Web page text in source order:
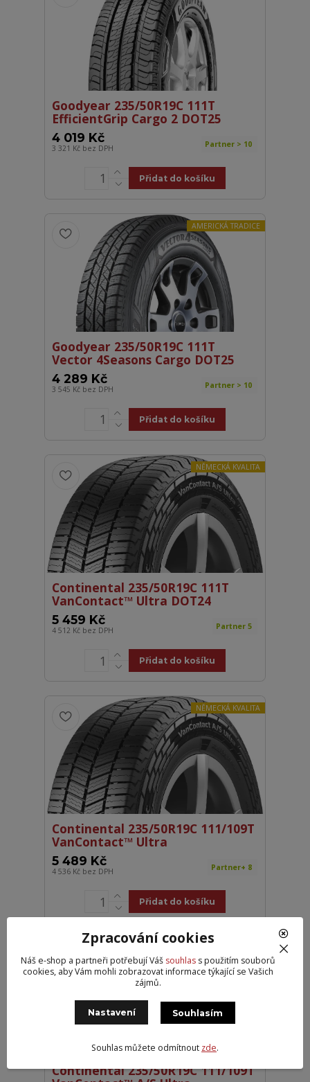
Goodyear 235/50R19C 111T
EfficientGrip Cargo 2 DOT25
4 019 Kč
3 321 Kč bez DPH Partner > 10
Přidat do košíku
AMERICKÁ TRADICE
Goodyear 235/50R19C 111T
Vector 4Seasons Cargo DOT25
4 289 Kč
3 545 Kč bez DPH Partner > 10
Přidat do košíku
NĚMECKÁ KVALITA
Continental 235/50R19C 111T
VanContact™ Ultra DOT24
5 459 Kč
4 512 Kč bez DPH Partner 5
Přidat do košíku
NĚMECKÁ KVALITA
Continental 235/50R19C 111/109T
VanContact™ Ultra
5 489 Kč
4 536 Kč bez DPH Partner+ 8
Přidat do košíku
Continental 235/50R19C 111/109T
Zpracování cookies
Náš e-shop a partneři potřebují Váš souhlass použitím souborů
cookies, aby Vám mohli zobrazovat informace týkající se Vašich
zájmů.
Nastavení Souhlasím
Souhlas můžete odmítnout zde.